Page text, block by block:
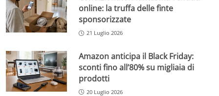
online: la truffa delle finte
sponsorizzate
21 Luglio 2026
Amazon anticipa il Black Friday:
sconti fino all’80% su migliaia di
prodotti
20 Luglio 2026